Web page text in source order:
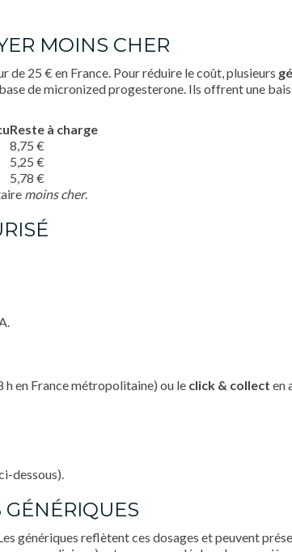
MOINS CHER
25 € en France. Pour réduire le coût, plusieurs
de micronized progesterone. Ils offrent une
Reste à charge
8,75 €
5,25 €
5,78 €
moins cher.
h en France métropolitaine) ou le click & collect en
dessous).
génériques reflètent ces dosages et peuvent